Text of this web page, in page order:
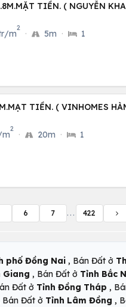
TIỀN. ( NGUYỄN
m
2
· 5m · 1
TIỀN. ( VINHOMES
2
· 20m · 1
6 7 ... 422
phố Đồng Nai , Bán Đất ở
Giang , Bán Đất ở Tỉnh Bắc
Đất ở Tỉnh Đồng Tháp ,
Bán Đất ở Tỉnh Lâm Đồng ,